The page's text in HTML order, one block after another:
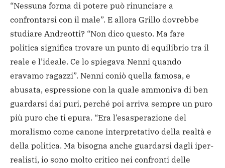
“Nessuna forma di potere può rinunciare a
confrontarsi con il male”. E allora Grillo dovrebbe
studiare Andreotti? “Non dico questo. Ma fare
politica significa trovare un punto di equilibrio tra il
reale e l’ideale. Ce lo spiegava Nenni quando
eravamo ragazzi”. Nenni coniò quella famosa, e
abusata, espressione con la quale ammoniva di ben
guardarsi dai puri, perché poi arriva sempre un puro
più puro che ti epura. “Era l’esasperazione del
moralismo come canone interpretativo della realtà e
della politica. Ma bisogna anche guardarsi dagli iper-
realisti, io sono molto critico nei confronti delle